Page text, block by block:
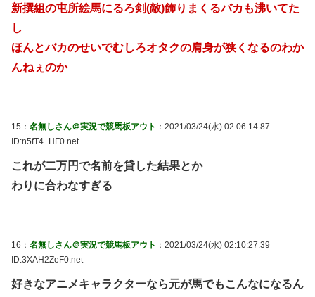
新撰組の屯所絵馬にるろ剣(敵)飾りまくるバカも沸いてた
し
ほんとバカのせいでむしろオタクの肩身が狭くなるのわか
んねぇのか
15： 名無しさん＠実況で競馬板アウト ：2021/03/24(水) 02:06:14.87
ID:n5fT4+HF0.net
これが二万円で名前を貸した結果とか
わりに合わなすぎる
16： 名無しさん＠実況で競馬板アウト ：2021/03/24(水) 02:10:27.39
ID:3XAH2ZeF0.net
好きなアニメキャラクターなら元が馬でもこんなになるん